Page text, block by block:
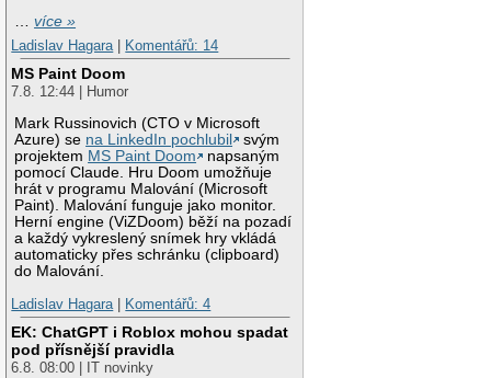
…více »
Ladislav Hagara
Komentářů: 14
MS Paint Doom
7.8. 12:44 | Humor
Mark Russinovich (CTO v Microsoft
Azure) se na LinkedIn pochlubil
svým
projektem MS Paint Doom
napsaným
pomocí Claude. Hru Doom umožňuje
hrát v programu Malování (Microsoft
Paint). Malování funguje jako monitor.
Herní engine (ViZDoom) běží na pozadí
a každý vykreslený snímek hry vkládá
automaticky přes schránku (clipboard)
do Malování.
Ladislav Hagara | Komentářů: 4
EK: ChatGPT i Roblox mohou spadat
pod přísnější pravidla
6.8. 08:00 | IT novinky